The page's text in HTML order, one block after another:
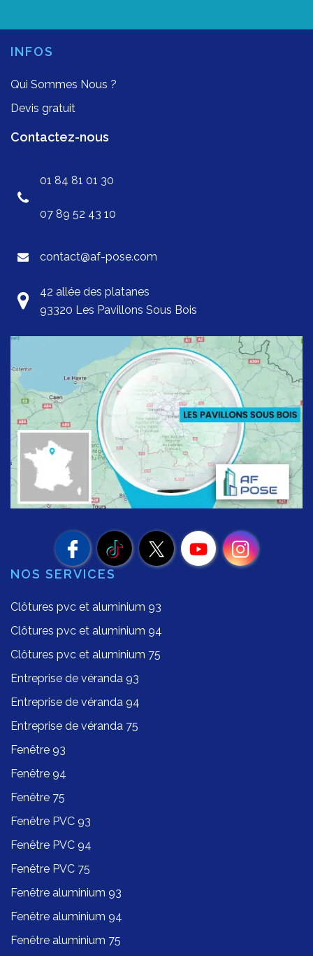
INFOS
Qui Sommes Nous ?
Devis gratuit
Contactez-nous
01 84 81 01 30
07 89 52 43 10
contact@af-pose.com
42 allée des platanes
93320 Les Pavillons Sous Bois
NOS SERVICES
Clôtures pvc et aluminium 93
Clôtures pvc et aluminium 94
Clôtures pvc et aluminium 75
Entreprise de véranda 93
Entreprise de véranda 94
Entreprise de véranda 75
Fenêtre 93
Fenêtre 94
Fenêtre 75
Fenêtre PVC 93
Fenêtre PVC 94
Fenêtre PVC 75
Fenêtre aluminium 93
Fenêtre aluminium 94
Fenêtre aluminium 75